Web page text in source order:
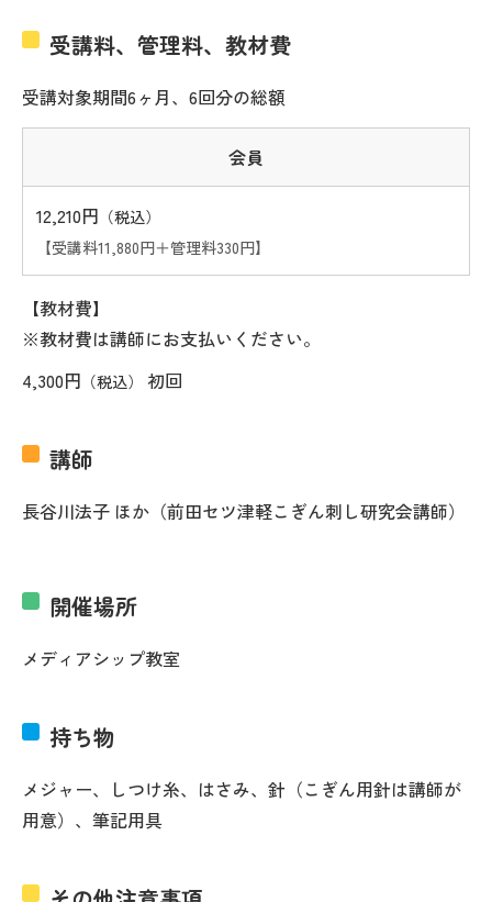
受講料、管理料、教材費
受講対象期間6ヶ月、6回分の総額
会員
12,210円 （税込）
【受講料11,880円＋管理料330円】
【教材費】
※教材費は講師にお支払いください。
4,300円 （税込） 初回
講師
長谷川法子 ほか（前田セツ津軽こぎん刺し研究会講師）
開催場所
メディアシップ教室
持ち物
メジャー、しつけ糸、はさみ、針（こぎん用針は講師が
用意）、筆記用具